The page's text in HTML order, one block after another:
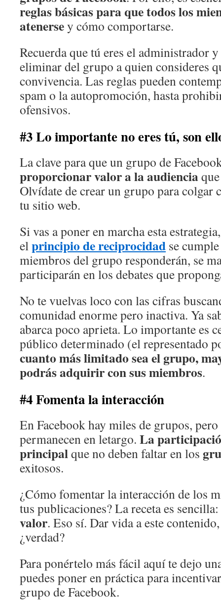
reglas básicas para que todos los
atenersey cómo comportarse.
Recuerda que tú eres el administrador
eliminar del grupo a quien consideres
convivencia. Las reglas pueden
spam o la autopromoción, hasta
ofensivos.
#3 Lo importante no eres tú, son
La clave para que un grupo de
proporcionar valor a la audiencia
Olvídate de crear un grupo para colgar
tu sitio web.
Si vas a poner en marcha esta
elprincipio de reciprocidad se
miembros del grupo responderán, se
participarán en los debates que
No te vuelvas loco con las cifras
comunidad enorme pero inactiva. Ya
abarca poco aprieta. Lo importante es
público determinado (el representado
cuanto más limitado sea el grupo,
podrás adquirir con sus miembros.
#4 Fomenta la interacción
En Facebook hay miles de grupos,
permanecen en letargo. La
principalque no deben faltar en los
exitosos.
¿Cómo fomentar la interacción de los
tus publicaciones? La receta es sencilla:
valor. Eso sí. Dar vida a este
¿verdad?
Para ponértelo más fácil aquí te dejo
puedes poner en práctica para
grupo de Facebook.